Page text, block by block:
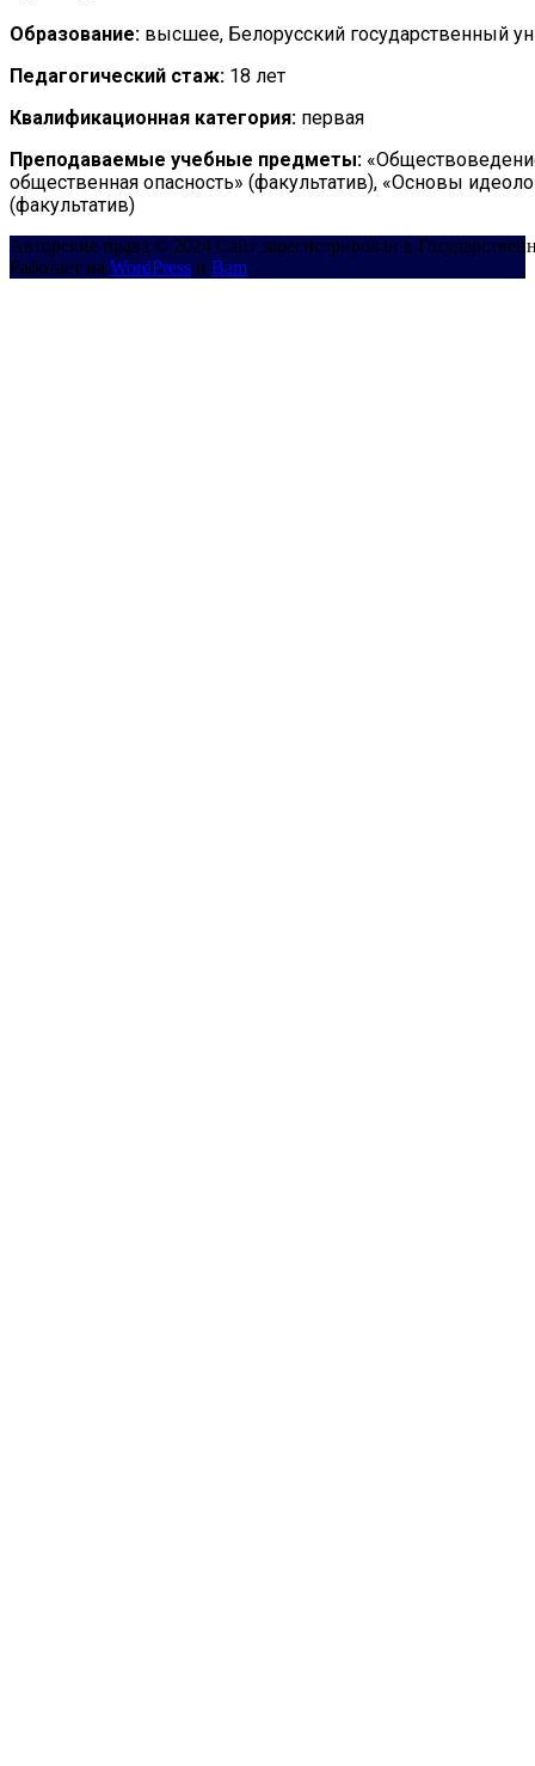
Образование: высшее, Белорусский государственный
Педагогический стаж: 18 лет
Квалификационная категория: первая
Преподаваемые учебные предметы:
общественная опасность» (факультатив), «Основы
(факультатив)
Авторские права © 2024 Сайт зарегистрирован в
Работает на WordPress и Bam.